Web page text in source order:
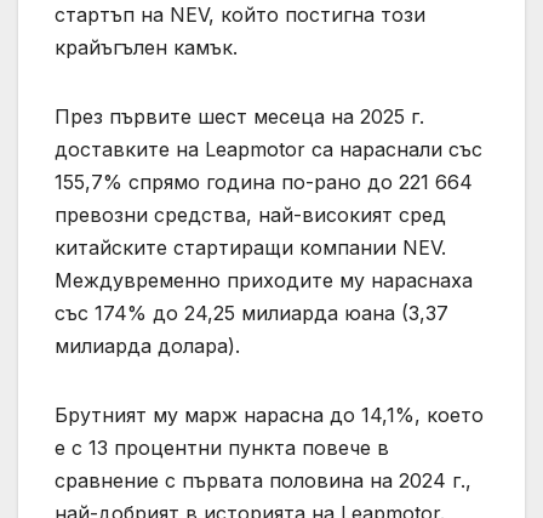
стартъп на NEV, който постигна този
крайъгълен камък.
През първите шест месеца на 2025 г.
доставките на Leapmotor са нараснали със
155,7% спрямо година по-рано до 221 664
превозни средства, най-високият сред
китайските стартиращи компании NEV.
Междувременно приходите му нараснаха
със 174% до 24,25 милиарда юана (3,37
милиарда долара).
Брутният му марж нарасна до 14,1%, което
е с 13 процентни пункта повече в
сравнение с първата половина на 2024 г.,
най-добрият в историята на Leapmotor.